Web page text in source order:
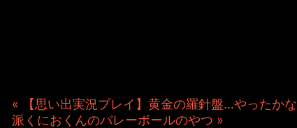
« 【思い出実況プレイ】黄金の羅針盤...やったかな
派くにおくんのバレーボールのやつ »